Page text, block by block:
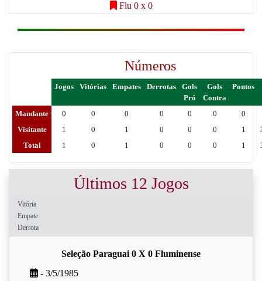
Flu 0 x 0
Números
Jogos Vitórias Empates Derrotas
Gols
Pró
Gols
Contra
Pontos
Mandante 0 0 0 0 0 0
0
Visitante
1 0 1 0 0 0 1
Total
1 0 1 0 0 0 1
Últimos 12 Jogos
Vitória
Empate
Derrota
Seleção Paraguai 0 X 0 Fluminense
- 3/5/1985